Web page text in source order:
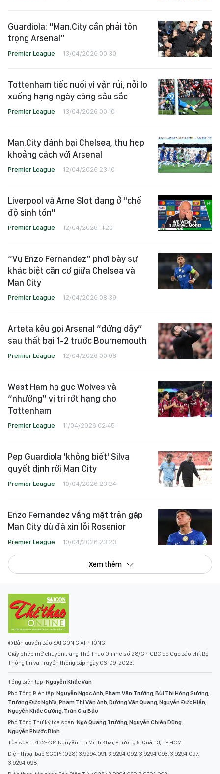
Guardiola: “Man.City cần phải tôn
trọng Arsenal”
Premier League 13/04/2026 00:30
Tottenham tiếc nuối vì vận rủi, nỗi lo
xuống hạng ngày càng sâu sắc
Premier League 13/04/2026 00:10
Man.City đánh bại Chelsea, thu hẹp
khoảng cách với Arsenal
Premier League 12/04/2026 23:10
Liverpool và Arne Slot đang ở "chế
độ sinh tồn"
Premier League 12/04/2026 11:20
“Vụ Enzo Fernandez” phơi bày sự
khác biệt căn cơ giữa Chelsea và
Man City
Premier League 12/04/2026 08:39
Arteta kêu gọi Arsenal “đứng dậy”
sau thất bại 1-2 trước Bournemouth
Premier League 12/04/2026 00:08
West Ham hạ gục Wolves và
“nhường” vị trí rớt hạng cho
Tottenham
Premier League 11/04/2026 02:45
Pep Guardiola 'không biết' Silva
quyết định rời Man City
Premier League 10/04/2026 23:24
Enzo Fernandez vắng mặt trận gặp
Man City dù đã xin lỗi Rosenior
Premier League 10/04/2026 23:23
Xem thêm
© Bản quyền Báo SÀI GÒN GIẢI PHÓNG.
Giấy phép mở chuyên trang Thể Thao Online số 28/GP-CBC do Cục Báo chí, Bộ
Thông tin và Truyền thông cấp ngày 06-09-2023.
Tổng Biên tập: Nguyễn Khắc Văn
Phó Tổng Biên tập: Nguyễn Ngọc Anh,Phạm Văn Trường,Bùi Thị Hồng Sương,
Trương Đức Nghĩa,Phạm Thị Vân Anh,Dương Văn Quang,Nguyễn Đức Hiển,
Nguyễn Khắc Cường, Trần Gia Bảo
Phó Tổng Thư ký tòa soạn: Ngô Quang Trưởng,Nguyễn Chiến Dũng,
Nguyễn Phước Bình
Tòa soạn : 432-434 Nguyễn Thị Minh Khai, Phường 5, Quận 3, TP.HCM
Điện thoại báo SGGP: (028) 3.9294.091, 3.9294.092, 3.9294.093, 3.9294.097,
3.9294.098